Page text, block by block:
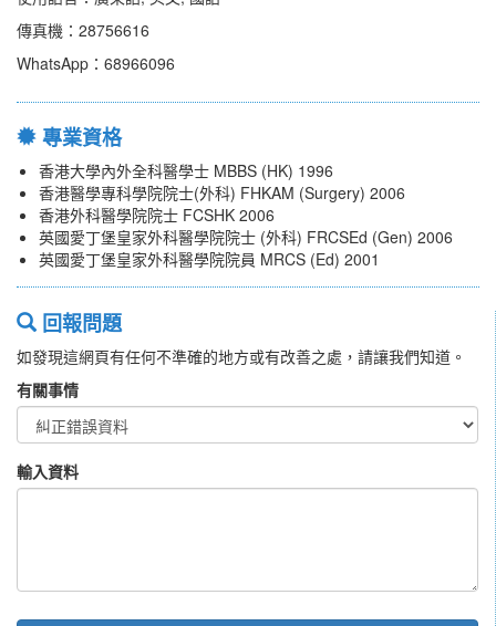
傳真機：28756616
WhatsApp：68966096
專業資格
香港大學內外全科醫學士 MBBS (HK) 1996
香港醫學專科學院院士(外科) FHKAM (Surgery) 2006
香港外科醫學院院士 FCSHK 2006
英國愛丁堡皇家外科醫學院院士 (外科) FRCSEd (Gen) 2006
英國愛丁堡皇家外科醫學院院員 MRCS (Ed) 2001
回報問題
如發現這網頁有任何不準確的地方或有改善之處，請讓我們知道。
有關事情
輸入資料